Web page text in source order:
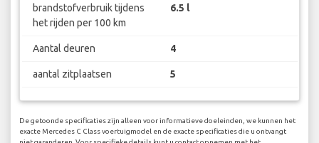
brandstofverbruik tijdens
het rijden per 100 km
6.5 l
Aantal deuren 4
aantal zitplaatsen 5
De getoonde specificaties zijn alleen voor informatieve doeleinden, we kunnen het
exacte Mercedes C Class voertuigmodel en de exacte specificaties die u ontvangt